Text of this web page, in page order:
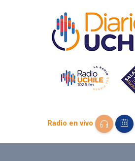
Radio en vivo